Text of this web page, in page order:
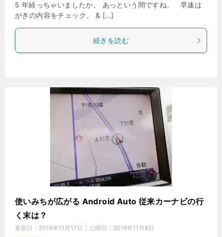
5 年経っちゃいましたか。 あっという間ですね。 早速は
がきの内容をチェック。 & […]
続きを読む
使いみちが広がる Android Auto 従来カーナビの行
く末は？
更新日： 2016年11月17日 公開日： 2016年11月8日